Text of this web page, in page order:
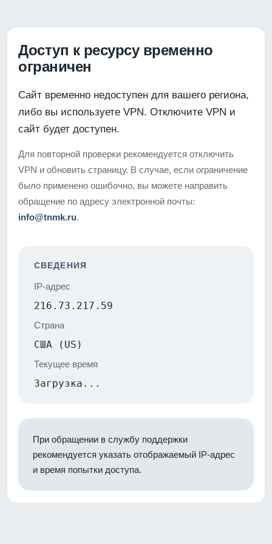
Доступ к ресурсу временно
ограничен
Сайт временно недоступен для вашего региона,
либо вы используете VPN. Отключите VPN и
сайт будет доступен.
Для повторной проверки рекомендуется отключить
VPN и обновить страницу. В случае, если ограничение
было применено ошибочно, вы можете направить
обращение по адресу электронной почты:
info@tnmk.ru.
СВЕДЕНИЯ
IP-адрес
216.73.217.59
Страна
США (US)
Текущее время
Загрузка...
При обращении в службу поддержки
рекомендуется указать отображаемый IP-адрес
и время попытки доступа.